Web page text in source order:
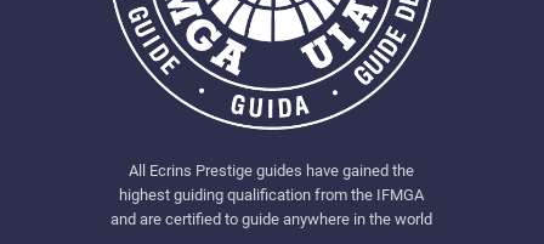
All Ecrins Prestige guides have gained the
highest guiding qualification from the IFMGA
and are certified to guide anywhere in the world